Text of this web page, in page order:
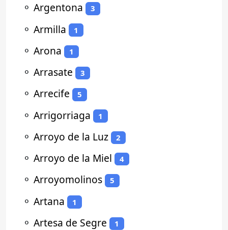
⚬ Argentona 3
⚬ Armilla 1
⚬ Arona 1
⚬ Arrasate 3
⚬ Arrecife 5
⚬ Arrigorriaga 1
⚬ Arroyo de la Luz 2
⚬ Arroyo de la Miel 4
⚬ Arroyomolinos 5
⚬ Artana 1
⚬ Artesa de Segre 1